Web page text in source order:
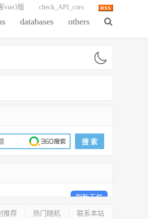
databases others
vue3版 check_API_cors
刷新天气
推荐 热门随机 联系本站